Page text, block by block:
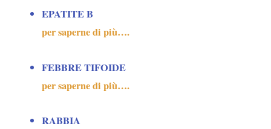
EPATITE B
per saperne di più….
FEBBRE TIFOIDE
per saperne di più….
RABBIA